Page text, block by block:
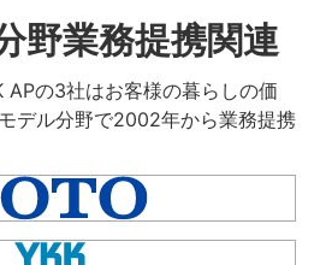
野業務提携関連
APの3社はお客様の暮らしの価
デル分野で2002年から業務提携